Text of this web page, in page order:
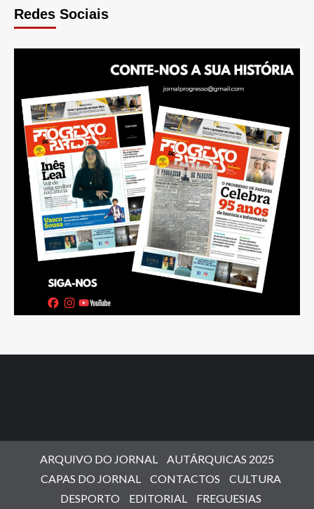
Redes Sociais
ARQUIVO DO JORNAL
AUTÁRQUICAS 2025
CAPAS DO JORNAL
CONTACTOS
CULTURA
DESPORTO
EDITORIAL FREGUESIAS